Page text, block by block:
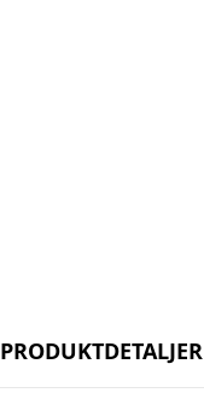
PRODUKTDETALJER